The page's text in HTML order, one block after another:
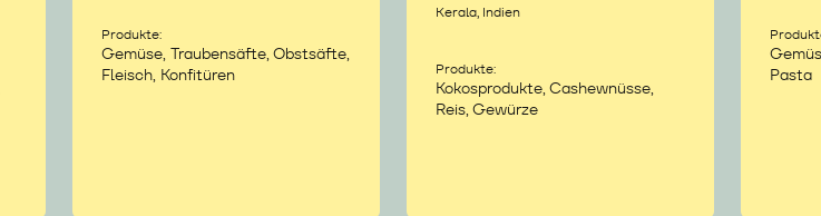
Produkte:
Gemüse, Traubensäfte, Obstsäfte,
Fleisch, Konfitüren
Kerala, Indien
Produkte:
Kokosprodukte, Cashewnüsse,
Reis, Gewürze
Pasta